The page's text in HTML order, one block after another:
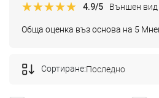
Обща оценка въз основа на 5
4.9/5 Външен вид
Сортиране:Последно